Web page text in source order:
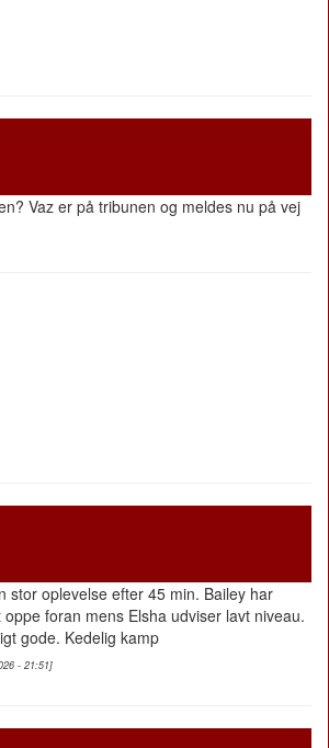
Vaz er på tribunen og meldes nu på vej
stor oplevelse efter 45 min. Bailey har
foran mens Elsha udviser lavt niveau.
gode. Kedelig kamp
- 21:51]